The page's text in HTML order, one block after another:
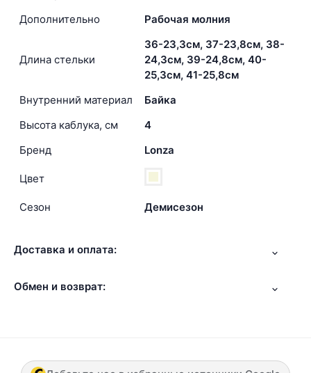
Дополнительно
Рабочая молния
Длина стельки
36-23,3см, 37-23,8см, 38-
24,3см, 39-24,8см, 40-
25,3см, 41-25,8см
Внутренний материал
Байка
Высота каблука, см
4
Бренд
Lonza
Цвет
Сезон Демисезон
Доставка и оплата:
Обмен и возврат: